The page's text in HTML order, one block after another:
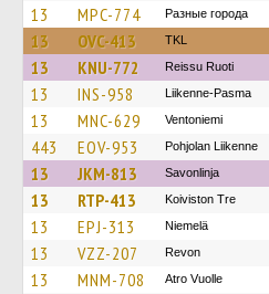
13 MPC-774 Разные города
13 OVC-413 TKL
13 KNU-772 Reissu Ruoti
13 INS-958 Liikenne-Pasma
13 MNC-629 Ventoniemi
443 EOV-953 Pohjolan Liikenne
13 JKM-813 Savonlinja
13 RTP-413 Koiviston Tre
13 EPJ-313 Niemelä
13 VZZ-207 Revon
13 MNM-708 Atro Vuolle